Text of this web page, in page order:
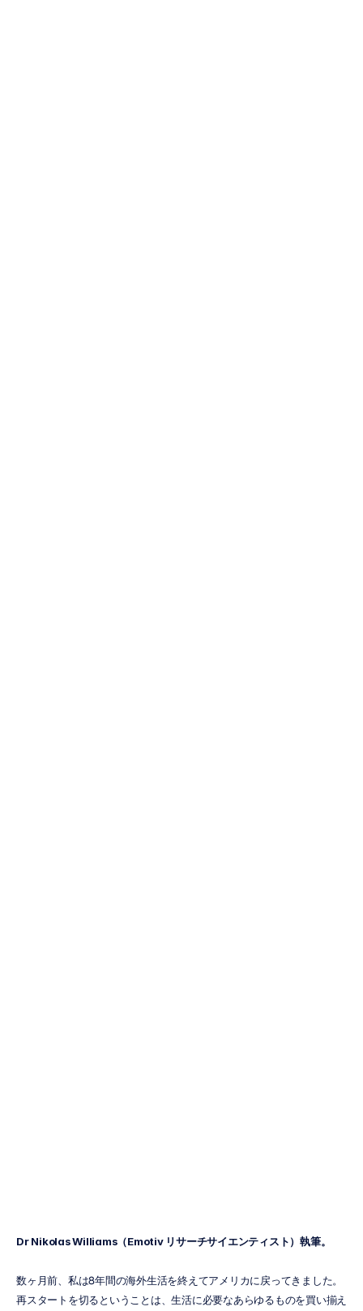
Dr Nikolas Williams（Emotiv リサーチサイエンティスト）執筆。
数ヶ月前、私は8年間の海外生活を終えてアメリカに戻ってきました。
再スタートを切るということは、生活に必要なあらゆるものを買い揃え